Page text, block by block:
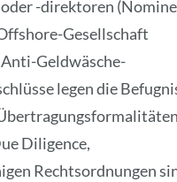
-direktoren
Gesellschaft
Geldwäsche-
legen die
Diligence,
Rechtsordnungen